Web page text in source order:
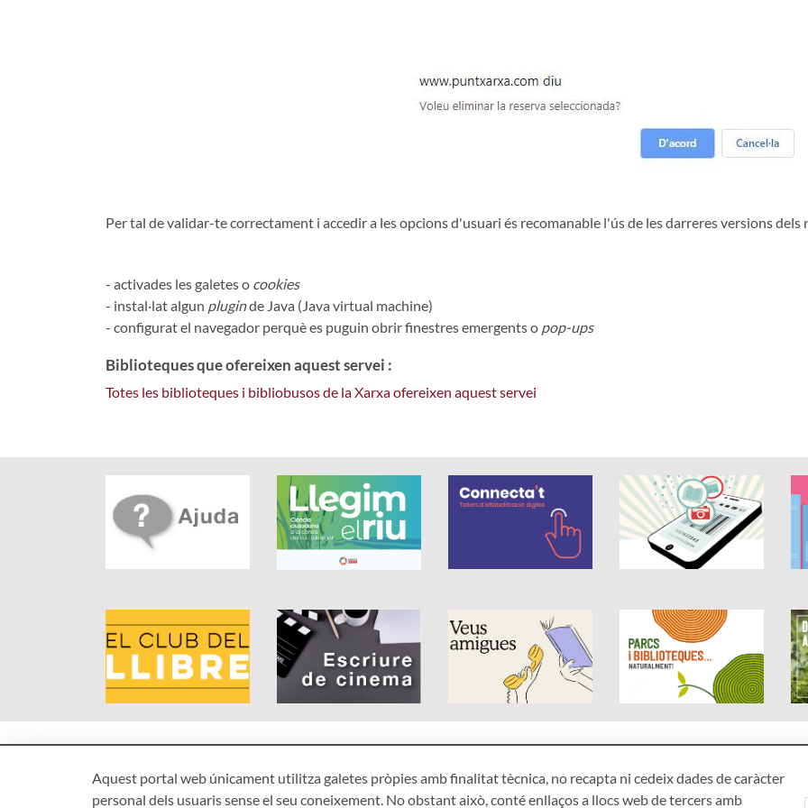
Per tal de validar-te correctament i accedir a les opcions d'usuari és recomanable l'ús de les darreres versions dels
- activades les galetes o cookies
- instal·lat algun pluginde Java (Java virtual machine)
- configurat el navegador perquè es puguin obrir finestres emergents o pop-ups
Biblioteques que ofereixen aquest servei :
Totes les biblioteques i bibliobusos de la Xarxa ofereixen aquest servei
Aquest portal web únicament utilitza galetes pròpies amb finalitat tècnica, no recapta ni cedeix dades de caràcter
personal dels usuaris sense el seu coneixement. No obstant això, conté enllaços a llocs web de tercers amb